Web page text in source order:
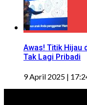
Awas! Titik Hijau
Tak Lagi Pribadi
9 April 2025 |